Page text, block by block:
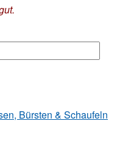
Bürsten & Schaufeln